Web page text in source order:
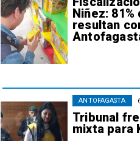
Niñez:
resultan
Tribunal
mixta para
ANTOFAGASTA